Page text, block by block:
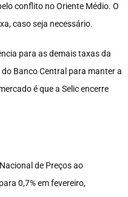
conflito no Oriente Médio. O
caso seja necessário.
para as demais taxas da
Banco Central para manter a
é que a Selic encerre
de Preços ao
0,7% em fevereiro,